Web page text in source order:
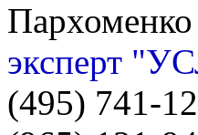
эксперт
(495) 741-